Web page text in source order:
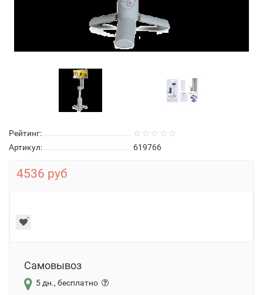
Рейтинг:
Артикул:
619766
4536 руб
Самовывоз
5 дн., бесплатно